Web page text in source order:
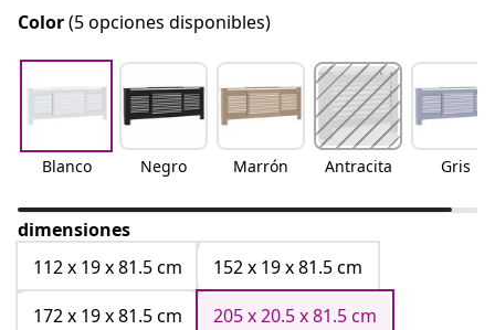
Color(5 opciones disponibles)
Blanco Negro Marrón Antracita Gris
dimensiones
112 x 19 x 81.5 cm
152 x 19 x 81.5 cm
172 x 19 x 81.5 cm
205 x 20.5 x 81.5 cm